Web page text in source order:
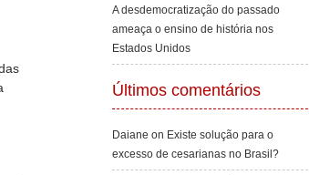
A desdemocratização do passado
ameaça o ensino de história nos
Estados Unidos
Últimos comentários
Daiane on Existe solução para o
excesso de cesarianas no Brasil?